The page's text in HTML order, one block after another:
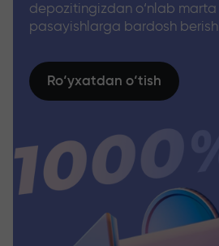
depozitingizdan o‘nlab
pasayishlarga bardosh
Ro‘yxatdan o‘tish